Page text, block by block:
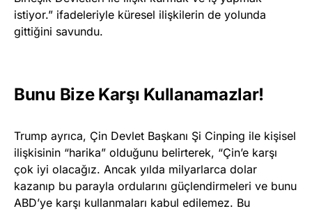
istiyor.” ifadeleriyle küresel ilişkilerin de yolunda
gittiğini savundu.
Bunu Bize Karşı Kullanamazlar!
Trump ayrıca, Çin Devlet Başkanı Şi Cinping ile kişisel
ilişkisinin “harika” olduğunu belirterek, “Çin’e karşı
çok iyi olacağız. Ancak yılda milyarlarca dolar
kazanıp bu parayla ordularını güçlendirmeleri ve bunu
ABD’ye karşı kullanmaları kabul edilemez. Bu